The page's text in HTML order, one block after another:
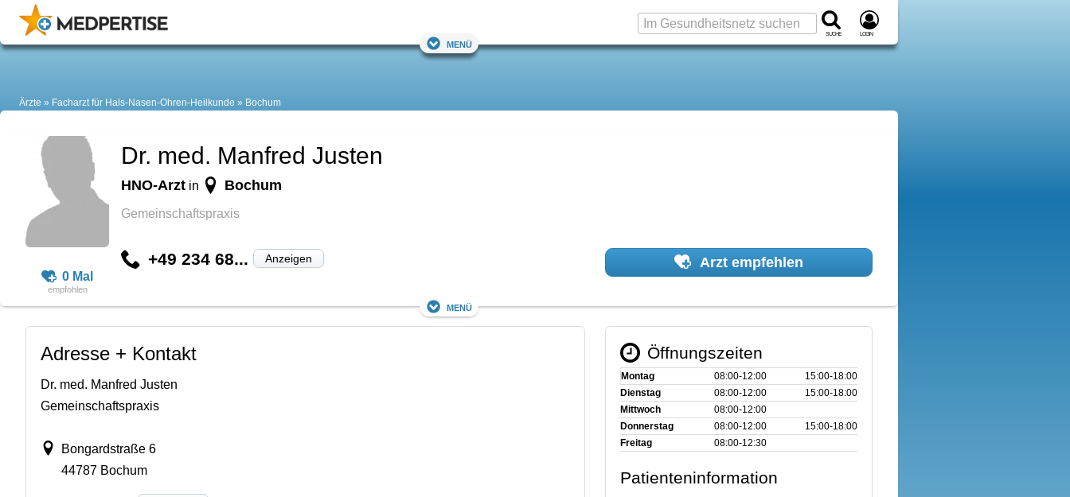
Suche Login
Menü
Ärzte Facharzt für Hals-Nasen-Ohren-Heilkunde Bochum
0 Mal
Dr. med. Manfred Justen
HNO-Arzt in Bochum
Gemeinschaftspraxis
+49 234 68... Anzeigen Arzt empfehlen
Menü
Adresse + Kontakt
Dr. med. Manfred Justen
Gemeinschaftspraxis
Bongardstraße 6
44787 Bochum
Öffnungszeiten
Montag 08:00‑12:00
15:00‑18:00
Dienstag
08:00‑12:00
15:00‑18:00
Mittwoch
08:00‑12:00
Donnerstag
08:00‑12:00
15:00‑18:00
Freitag
08:00‑12:30
Patienteninformation